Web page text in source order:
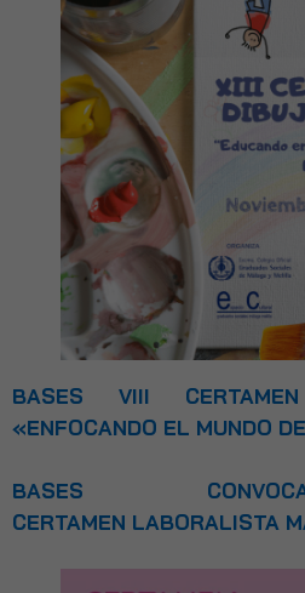
BASES VIII
«ENFOCANDO EL MUNDO
BASES
CERTAMEN LABORALISTA